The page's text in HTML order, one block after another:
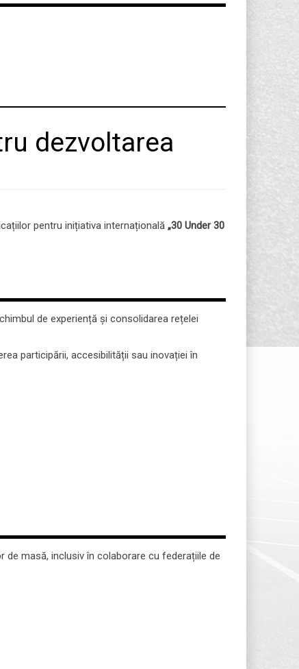
dezvoltarea
pentru inițiativa internațională „30 Under 30
de experiență și consolidarea rețelei
participării, accesibilității sau inovației în
masă, inclusiv în colaborare cu federațiile de